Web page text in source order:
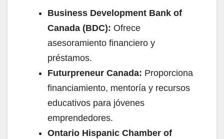
Business Development Bank of
Canada (BDC): Ofrece
asesoramiento financiero y
préstamos.
Futurpreneur Canada: Proporciona
financiamiento, mentoría y recursos
educativos para jóvenes
emprendedores.
Ontario Hispanic Chamber of